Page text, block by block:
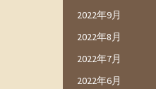
2022年9月
2022年8月
2022年7月
2022年6月